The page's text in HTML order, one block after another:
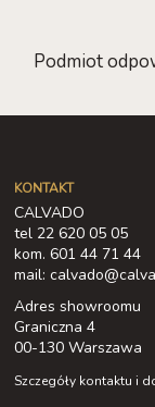
Podmiot
KONTAKT
CALVADO
tel 22 620 05 05
kom. 601 44 71 44
mail:
Adres showroomu
Graniczna 4
00-130 Warszawa
Szczegóły kontaktu i